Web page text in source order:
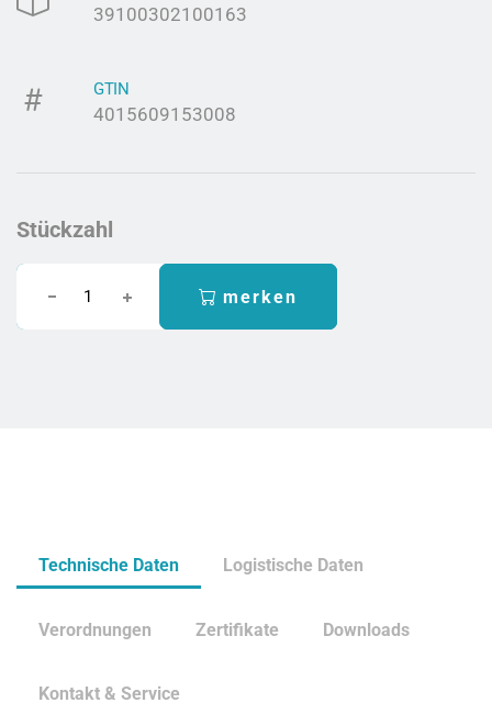
39100302100163
GTIN
4015609153008
Stückzahl
merken
Technische Daten Logistische Daten
Verordnungen Zertifikate Downloads
Kontakt & Service